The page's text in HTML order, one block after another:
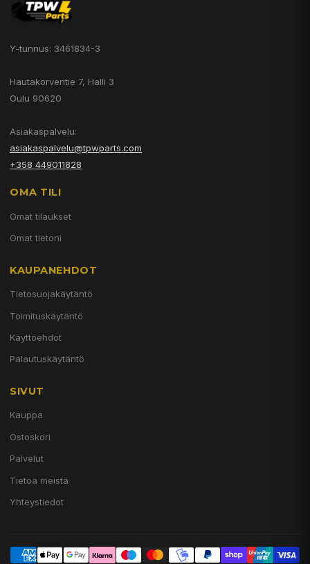
Y-tunnus: 3461834-3
Hautakorventie 7, Halli 3
Oulu 90620
Asiakaspalvelu:
asiakaspalvelu@tpwparts.com
+358 449011828
OMA TILI
Omat tilaukset
Omat tietoni
KAUPANEHDOT
Tietosuojakäytäntö
Toimituskäytäntö
Käyttöehdot
Palautuskäytäntö
SIVUT
Kauppa
Ostoskori
Palvelut
Tietoa meistä
Yhteystiedot